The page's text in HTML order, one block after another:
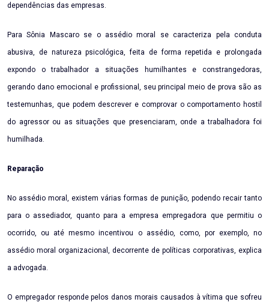
dependências das empresas.
Para Sônia Mascaro se o assédio moral se caracteriza pela conduta
abusiva, de natureza psicológica, feita de forma repetida e prolongada
expondo o trabalhador a situações humilhantes e constrangedoras,
gerando dano emocional e profissional, seu principal meio de prova são as
testemunhas, que podem descrever e comprovar o comportamento hostil
do agressor ou as situações que presenciaram, onde a trabalhadora foi
humilhada.
Reparação
No assédio moral, existem várias formas de punição, podendo recair tanto
para o assediador, quanto para a empresa empregadora que permitiu o
ocorrido, ou até mesmo incentivou o assédio, como, por exemplo, no
assédio moral organizacional, decorrente de políticas corporativas, explica
a advogada.
O empregador responde pelos danos morais causados à vítima que sofreu